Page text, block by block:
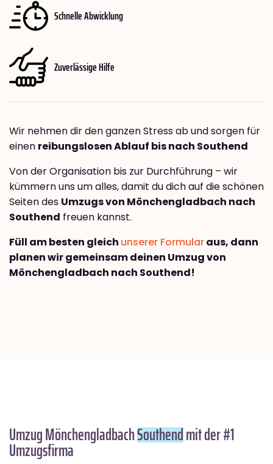
Schnelle Abwicklung
Zuverlässige Hilfe
Wir nehmen dir den ganzen Stress ab und sorgen für
einen reibungslosen Ablauf bis nach Southend
Von der Organisation bis zur Durchführung – wir
kümmern uns um alles, damit du dich auf die schönen
Seiten des Umzugs von Mönchengladbach nach
Southend freuen kannst.
Füll am besten gleich unserer Formularaus, dann
planen wir gemeinsam deinen Umzug von
Mönchengladbach nach Southend!
Umzug MönchengladbachSouthendmit der #1
Umzugsfirma